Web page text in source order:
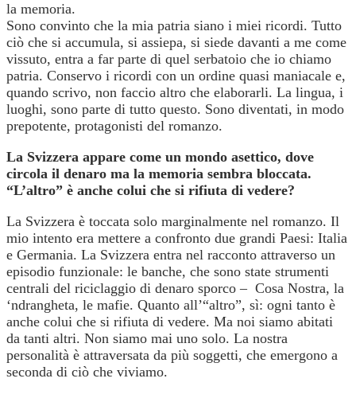
la memoria.
Sono convinto che la mia patria siano i miei ricordi. Tutto
ciò che si accumula, si assiepa, si siede davanti a me come
vissuto, entra a far parte di quel serbatoio che io chiamo
patria. Conservo i ricordi con un ordine quasi maniacale e,
quando scrivo, non faccio altro che elaborarli. La lingua, i
luoghi, sono parte di tutto questo. Sono diventati, in modo
prepotente, protagonisti del romanzo.
La Svizzera appare come un mondo asettico, dove
circola il denaro ma la memoria sembra bloccata.
“L’altro” è anche colui che si rifiuta di vedere?
La Svizzera è toccata solo marginalmente nel romanzo. Il
mio intento era mettere a confronto due grandi Paesi: Italia
e Germania. La Svizzera entra nel racconto attraverso un
episodio funzionale: le banche, che sono state strumenti
centrali del riciclaggio di denaro sporco – Cosa Nostra, la
‘ndrangheta, le mafie. Quanto all’“altro”, sì: ogni tanto è
anche colui che si rifiuta di vedere. Ma noi siamo abitati
da tanti altri. Non siamo mai uno solo. La nostra
personalità è attraversata da più soggetti, che emergono a
seconda di ciò che viviamo.